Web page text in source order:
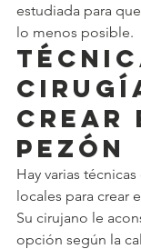
estudiada para
lo menos posible.
crear
pezón
Hay varias
locales para crear
Su cirujano le
opción según la